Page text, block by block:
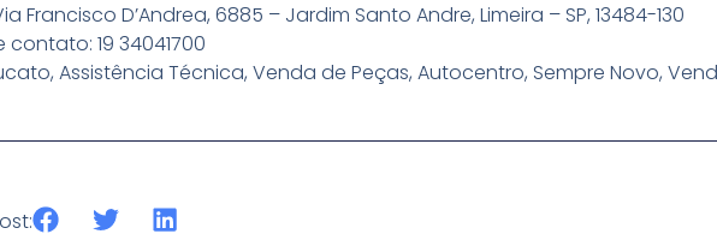
Francisco D’Andrea, 6885 – Jardim Santo Andre, Limeira – SP, 13484-130
19 34041700
Assistência Técnica, Venda de Peças, Autocentro, Sempre Novo,